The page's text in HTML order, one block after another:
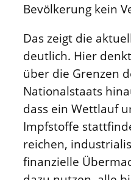
Bevölkerung kein
Das zeigt die
deutlich. Hier
über die Grenzen
Nationalstaats
dass ein Wettlauf
Impfstoffe
reichen,
finanzielle